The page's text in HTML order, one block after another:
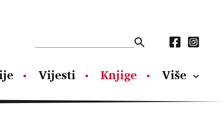
Vijesti Knjige Više